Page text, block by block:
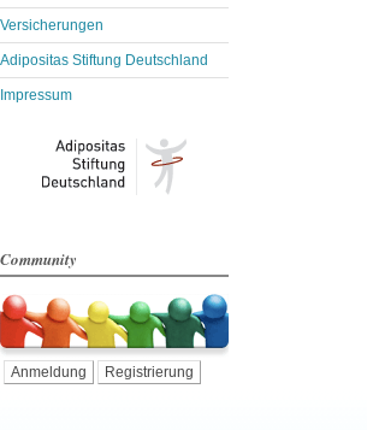
Versicherungen
Adipositas Stiftung Deutschland
Impressum
Community
Anmeldung Registrierung